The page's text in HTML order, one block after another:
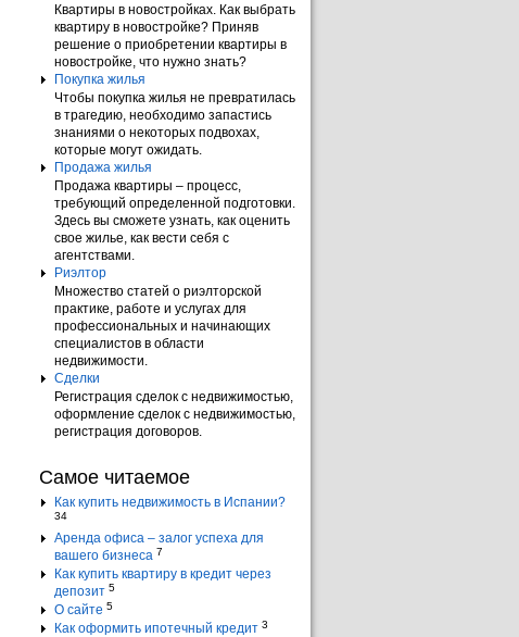
Квартиры в новостройках. Как выбрать
квартиру в новостройке? Приняв
решение о приобретении квартиры в
новостройке, что нужно знать?
Покупка жилья
Чтобы покупка жилья не превратилась
в трагедию, необходимо запастись
знаниями о некоторых подвохах,
которые могут ожидать.
Продажа жилья
Продажа квартиры – процесс,
требующий определенной подготовки.
Здесь вы сможете узнать, как оценить
свое жилье, как вести себя с
агентствами.
Риэлтор
Множество статей о риэлторской
практике, работе и услугах для
профессиональных и начинающих
специалистов в области
недвижимости.
Сделки
Регистрация сделок с недвижимостью,
оформление сделок с недвижимостью,
регистрация договоров.
Самое читаемое
Как купить недвижимость в Испании?
34
Аренда офиса – залог успеха для
вашего бизнеса 7
Как купить квартиру в кредит через
депозит 5
О сайте 5
Как оформить ипотечный кредит 3